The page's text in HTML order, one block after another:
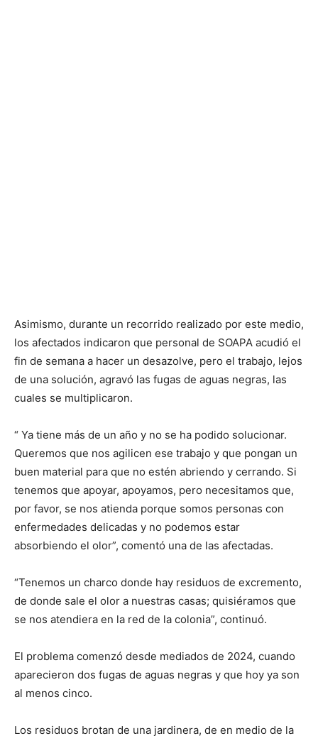
Asimismo, durante un recorrido realizado por este medio,
los afectados indicaron que personal de SOAPA acudió el
fin de semana a hacer un desazolve, pero el trabajo, lejos
de una solución, agravó las fugas de aguas negras, las
cuales se multiplicaron.
“ Ya tiene más de un año y no se ha podido solucionar.
Queremos que nos agilicen ese trabajo y que pongan un
buen material para que no estén abriendo y cerrando. Si
tenemos que apoyar, apoyamos, pero necesitamos que,
por favor, se nos atienda porque somos personas con
enfermedades delicadas y no podemos estar
absorbiendo el olor”, comentó una de las afectadas.
“Tenemos un charco donde hay residuos de excremento,
de donde sale el olor a nuestras casas; quisiéramos que
se nos atendiera en la red de la colonia”, continuó.
El problema comenzó desde mediados de 2024, cuando
aparecieron dos fugas de aguas negras y que hoy ya son
al menos cinco.
Los residuos brotan de una jardinera, de en medio de la